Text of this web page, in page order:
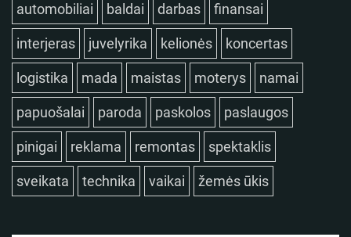
automobiliai baldai darbas finansai
interjeras juvelyrika kelionės koncertas
logistika mada maistas moterys namai
papuošalai paroda paskolos paslaugos
pinigai reklama remontas spektaklis
sveikata technika vaikai žemės ūkis